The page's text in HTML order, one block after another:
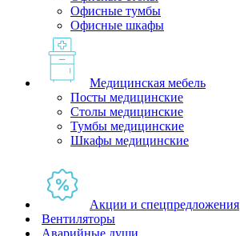
Офисные тумбы
Офисные шкафы
Медицинская мебель
Посты медицинские
Столы медицинские
Тумбы медицинские
Шкафы медицинские
Акции и спецпредложения
Вентиляторы
Аварийные души